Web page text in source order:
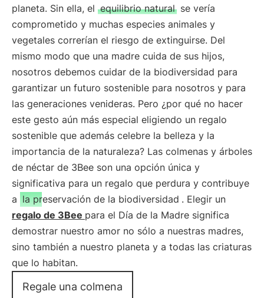
planeta. Sin ella, el equilibrio natural se vería
comprometido y muchas especies animales y
vegetales correrían el riesgo de extinguirse. Del
mismo modo que una madre cuida de sus hijos,
nosotros debemos cuidar de la biodiversidad para
garantizar un futuro sostenible para nosotros y para
las generaciones venideras. Pero ¿por qué no hacer
este gesto aún más especial eligiendo un regalo
sostenible que además celebre la belleza y la
importancia de la naturaleza? Las colmenas y árboles
de néctar de 3Bee son una opción única y
significativa para un regalo que perdura y contribuye
a la preservación de la biodiversidad . Elegir un
regalo de 3Bee para el Día de la Madre significa
demostrar nuestro amor no sólo a nuestras madres,
sino también a nuestro planeta y a todas las criaturas
que lo habitan.
Regale una colmena